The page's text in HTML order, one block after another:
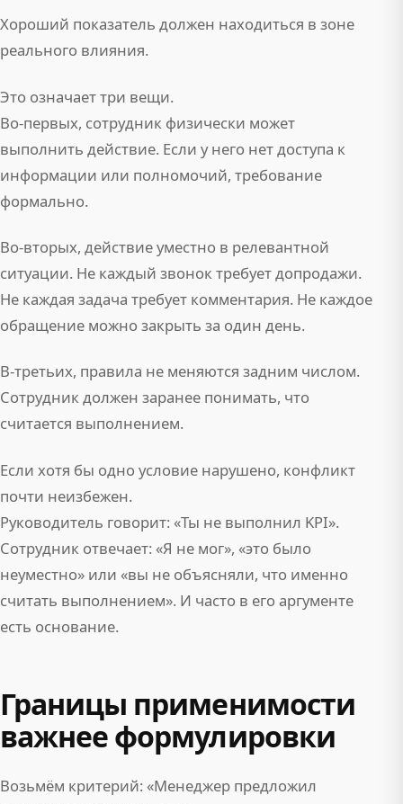
Хороший показатель должен находиться в зоне
реального влияния.
Это означает три вещи.
Во-первых, сотрудник физически может
выполнить действие. Если у него нет доступа к
информации или полномочий, требование
формально.
Во-вторых, действие уместно в релевантной
ситуации. Не каждый звонок требует допродажи.
Не каждая задача требует комментария. Не каждое
обращение можно закрыть за один день.
В-третьих, правила не меняются задним числом.
Сотрудник должен заранее понимать, что
считается выполнением.
Если хотя бы одно условие нарушено, конфликт
почти неизбежен.
Руководитель говорит: «Ты не выполнил KPI».
Сотрудник отвечает: «Я не мог», «это было
неуместно» или «вы не объясняли, что именно
считать выполнением». И часто в его аргументе
есть основание.
Границы применимости
важнее формулировки
Возьмём критерий: «Менеджер предложил